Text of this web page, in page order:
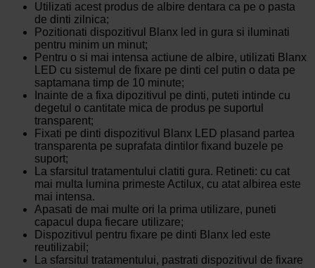
Utilizati acest produs de albire dentara ca pe o pasta
de dinti zilnica;
Pozitionati dispozitivul Blanx led in gura si iluminati
pentru minim un minut;
Pentru o si mai intensa actiune de albire, utilizati Blanx
LED cu sistemul de fixare pe dinti cel putin o data pe
saptamana timp de 10 minute;
Inainte de a fixa dipozitivul pe dinti, puteti intinde cu
degetul o cantitate mica de produs pe suportul
transparent;
Fixati pe dinti dispozitivul Blanx LED plasand partea
transparenta pe suprafata dintilor fixand buzele pe
suport;
La sfarsitul tratamentului clatiti gura. Retineti: cu cat
mai multa lumina primeste Actilux, cu atat albirea este
mai intensa.
Apasati de mai multe ori la prima utilizare, puneti
capacul dupa fiecare utilizare;
Dispozitivul pentru fixare pe dinti Blanx led este
reutilizabil;
La sfarsitul tratamentului, pastrati dispozitivul de fixare